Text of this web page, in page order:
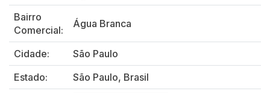
Bairro
Comercial:
Água Branca
Cidade:
São Paulo
Estado:
São Paulo, Brasil